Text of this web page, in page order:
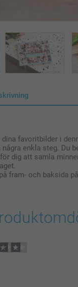
dina favoritbilder i
enkla steg. Du
dig att samla
fram- och baksida